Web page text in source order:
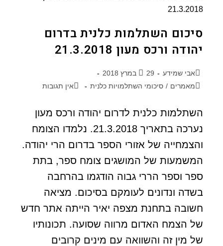
סיכום השתלמות כלנית בדרום
יהודה ורכס מעון 21.3.2018
אבי שמידע
29 במרץ 2018
מאמרים / סיכומי השתלמויות כלנית אין תגובות
השתלמות כלנית לדרום יהודה ורכס מעון
נערכה בתאריך 21.3.2018. נלמדו הצומח
והצמחייה של אזורי הספר בדרום הרי יהודה.
המשמעות של המושגים צומח ספר, בתת
ספר וספר הררי גבוה הודגמו בהרחבה
בשדה ונדונים לעומקם בסיכום. מציאה
חשובה בתחנת מצפה יאיר הייתה אתר חדש
של הצמח האדום מרווה שסועה. תכונותיו
של מין זה והשוואה עם מינים קרובים